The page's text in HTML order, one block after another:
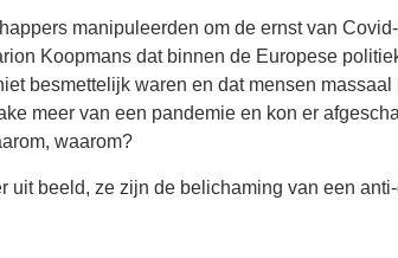
manipuleerden om de ernst van
Koopmans dat binnen de Europese
besmettelijk waren en dat mensen
meer van een pandemie en kon er
waarom?
beeld, ze zijn de belichaming van een